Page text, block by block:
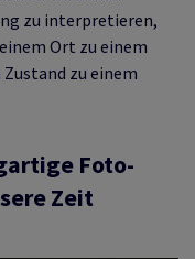
zu interpretieren,
Ort zu einem
zu einem
Foto-
Zeit